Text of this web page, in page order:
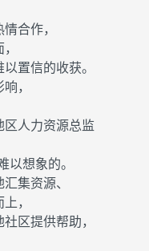
合作，
置信的收获。
，
人力资源总监
想象的。
集资源、
，
区提供帮助，